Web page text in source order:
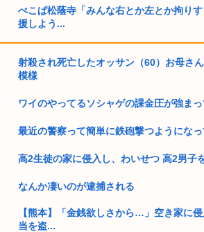
ぺこぱ松蔭寺「みんな右とか左とか拘り
援しよう...
ツ素材...
された原...
童貞ワイ、バイト先のJDに飲みに誘われる
【韓国】W杯や五輪の予選で外国人審判
判明
射殺され死亡したオッサン（60）お母さ
模様
ワイのやってるソシャゲの課金圧が強ま
最近の警察って簡単に鉄砲撃つようになっ
高2生徒の家に侵入し、わいせつ 高2男子
なんか凄いのが逮捕される
【熊本】「金銭欲しさから…」空き家に
当を盗...